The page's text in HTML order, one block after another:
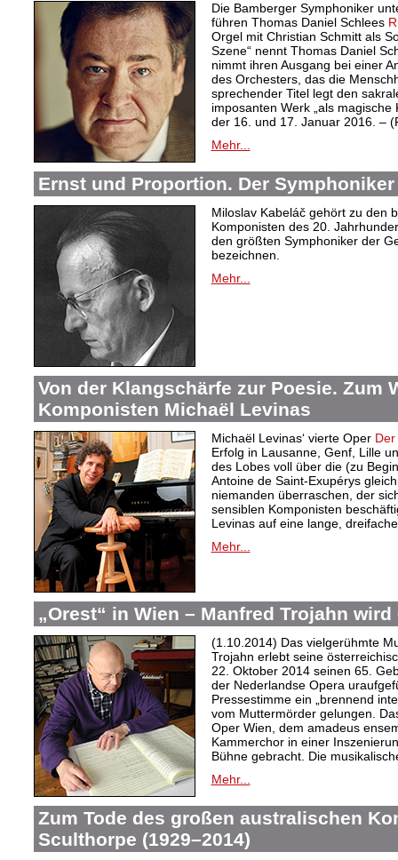
Die Bamberger Symphoniker
führen Thomas Daniel Schlees
Orgel mit Christian Schmitt als
Szene“ nennt Thomas Daniel
nimmt ihren Ausgang bei einer
des Orchesters, das die
sprechender Titel legt den
imposanten Werk „als
der 16. und 17. Januar 2016. –
Mehr...
Ernst und Proportion. Der
Miloslav Kabeláč gehört zu den
Komponisten des 20.
den größten Symphoniker der
bezeichnen.
Mehr...
Von der Klangschärfe zur Poesie. Zum
Komponisten Michaël Levinas
Michaël Levinas‘ vierte Oper
Erfolg in Lausanne, Genf, Lille
des Lobes voll über die (zu
Antoine de Saint-Exupérys
niemanden überraschen, der
sensiblen Komponisten
Levinas auf eine lange,
Mehr...
„Orest“ in Wien – Manfred Trojahn wird
(1.10.2014) Das vielgerühmte
Trojahn erlebt seine
22. Oktober 2014 seinen 65.
der Nederlandse Opera
Pressestimme ein „brennend
vom Muttermörder gelungen.
Oper Wien, dem amadeus
Kammerchor in einer
Bühne gebracht. Die
Mehr...
Zum Tode des großen australischen
Sculthorpe (1929–2014)